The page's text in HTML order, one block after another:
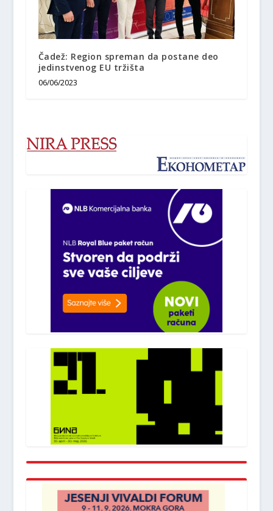
Čadež: Region spreman da postane deo
jedinstvenog EU tržišta
06/06/2023